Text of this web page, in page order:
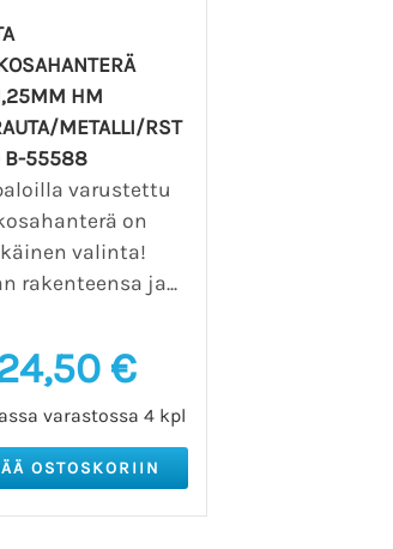
HM
METALLI/RST
B-55588
varustettu
on
valinta!
rakenteensa ja...
€
varastossa 4 kpl